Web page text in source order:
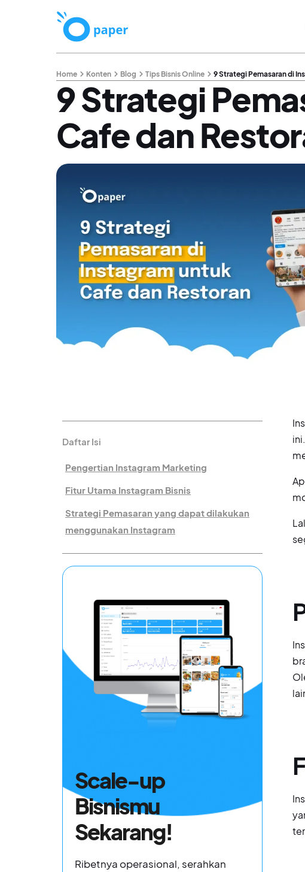
Home Konten Blog Tips Bisnis Online 9 Strategi Pemasaran di
9 Strategi
Cafe dan
Daftar Isi
Pengertian Instagram Marketing
Fitur Utama Instagram Bisnis
Strategi Pemasaran yang dapat dilakukan
menggunakan Instagram
Scale-up
Bisnismu
Sekarang!
Ribetnya operasional, serahkan